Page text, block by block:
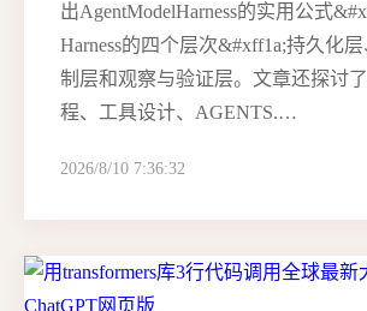
出AgentModelHarness的实用公式
Harness的四个层次&#xff1a;持久化
制层和观察与验证层。文章还探讨
程、工具设计、AGENTS.…
2026/8/10 7:36:32